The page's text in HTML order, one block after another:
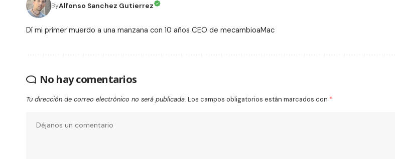
ByAlfonso Sanchez Gutierrez
Dí mi primer muerdo a una manzana con 10 años CEO de mecambioaMac
No hay comentarios
Tu dirección de correo electrónico no será publicada. Los campos obligatorios están marcados con *